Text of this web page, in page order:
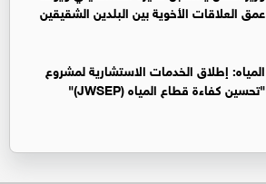
عمق العلاقات الأخوية بين البلدين الشقيقين
المياه: إطلاق الخدمات الاستشارية لمشروع
"تحسين كفاءة قطاع المياه (JWSEP)"